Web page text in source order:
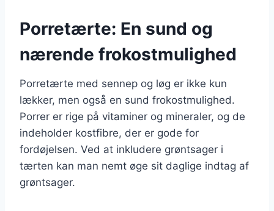
Porretærte: En sund og
nærende frokostmulighed
Porretærte med sennep og løg er ikke kun
lækker, men også en sund frokostmulighed.
Porrer er rige på vitaminer og mineraler, og de
indeholder kostfibre, der er gode for
fordøjelsen. Ved at inkludere grøntsager i
tærten kan man nemt øge sit daglige indtag af
grøntsager.